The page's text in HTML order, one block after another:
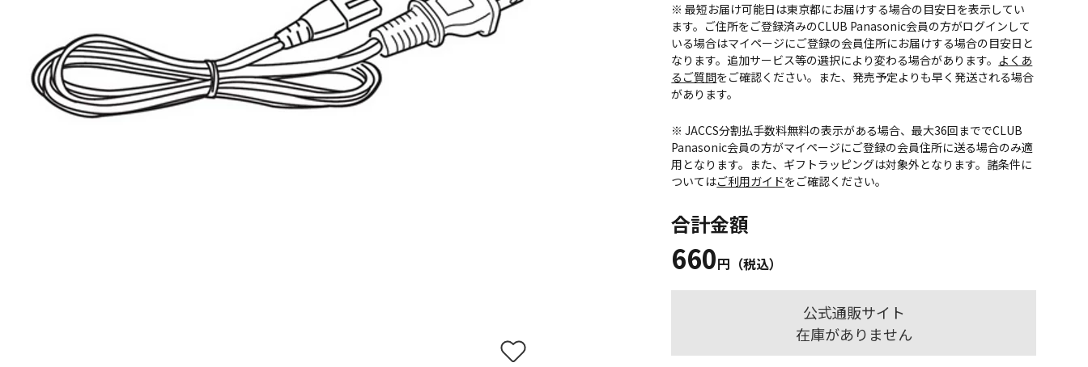
※ 最短お届け可能日は東京都にお届けする場合の目安日を表示してい
ます。ご住所をご登録済みのCLUB Panasonic会員の方がログインして
いる場合はマイページにご登録の会員住所にお届けする場合の目安日と
なります。追加サービス等の選択により変わる場合があります。 よくあ
るご質問をご確認ください。また、発売予定よりも早く発送される場合
があります。
※ JACCS分割払手数料無料の表示がある場合、最大36回まででCLUB
Panasonic会員の方がマイページにご登録の会員住所に送る場合のみ適
用となります。また、ギフトラッピングは対象外となります。諸条件に
ついてはご利用ガイドをご確認ください。
合計金額
660円（税込）
公式通販サイト
在庫がありません